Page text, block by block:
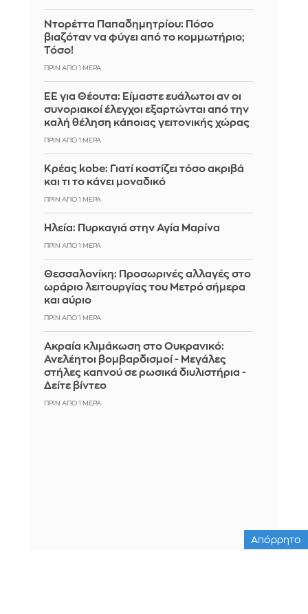
Ντορέττα Παπαδημητρίου: Πόσο
βιαζόταν να φύγει από το κομμωτήριο;
Τόσο!
ΠΡΙΝ ΑΠΌ 1 ΜΈΡΑ
ΕΕ για Θέουτα: Είμαστε ευάλωτοι αν οι
συνοριακοί έλεγχοι εξαρτώνται από την
καλή θέληση κάποιας γειτονικής χώρας
ΠΡΙΝ ΑΠΌ 1 ΜΈΡΑ
Κρέας kobe: Γιατί κοστίζει τόσο ακριβά
και τι το κάνει μοναδικό
ΠΡΙΝ ΑΠΌ 1 ΜΈΡΑ
Ηλεία: Πυρκαγιά στην Αγία Μαρίνα
ΠΡΙΝ ΑΠΌ 1 ΜΈΡΑ
Θεσσαλονίκη: Προσωρινές αλλαγές στο
ωράριο λειτουργίας του Μετρό σήμερα
και αύριο
ΠΡΙΝ ΑΠΌ 1 ΜΈΡΑ
Ακραία κλιμάκωση στο Ουκρανικό:
Ανελέητοι βομβαρδισμοί - Μεγάλες
στήλες καπνού σε ρωσικά διυλιστήρια -
Δείτε βίντεο
ΠΡΙΝ ΑΠΌ 1 ΜΈΡΑ
Απόρρητο